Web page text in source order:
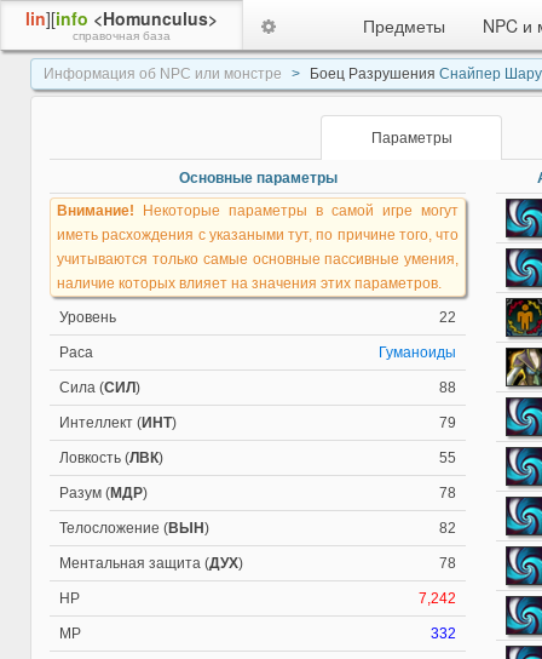
lin][info <Homunculus>
справочная база Предметы NPC и
Информация об NPC или монстре Боец Разрушения Снайпер
Параметры
Основные параметры
Внимание! Некоторые параметры в самой игре могут
иметь расхождения с указаными тут, по причине того, что
учитываются только самые основные пассивные умения,
наличие которых влияет на значения этих параметров.
Уровень
22
Раса Гуманоиды
Сила (СИЛ) 88
Интеллект (ИНТ) 79
Ловкость (ЛВК) 55
Разум (МДР) 78
Телосложение (ВЫН ) 82
Ментальная защита (ДУХ) 78
HP 7,242
MP 332